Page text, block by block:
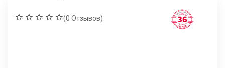
(0 Отзывов)